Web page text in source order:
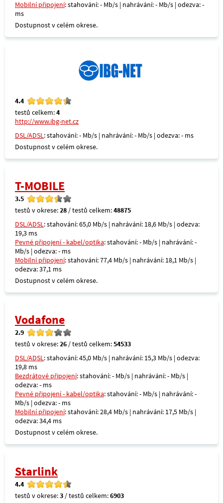
Mobilní připojení: stahování: - Mb/s | nahrávání: - Mb/s | odezva: -
ms
Dostupnost v celém okrese.
4.4
testů celkem:4
http://www.ibg-net.cz
DSL/ADSL: stahování: - Mb/s | nahrávání: - Mb/s | odezva: - ms
Dostupnost v celém okrese.
T-MOBILE
3.5
testů v okrese:28 / testů celkem:48875
DSL/ADSL: stahování: 65,0 Mb/s | nahrávání: 18,6 Mb/s | odezva:
19,3 ms
Pevné připojení - kabel/optika: stahování: - Mb/s | nahrávání: -
Mb/s | odezva: - ms
Mobilní připojení: stahování: 77,4 Mb/s | nahrávání: 18,1 Mb/s |
odezva: 37,1 ms
Dostupnost v celém okrese.
Vodafone
2.9
testů v okrese:26 / testů celkem:54533
DSL/ADSL: stahování: 45,0 Mb/s | nahrávání: 15,3 Mb/s | odezva:
19,8 ms
Bezdrátové připojení: stahování: - Mb/s | nahrávání: - Mb/s |
odezva: - ms
Pevné připojení - kabel/optika: stahování: - Mb/s | nahrávání: -
Mb/s | odezva: - ms
Mobilní připojení: stahování: 28,4 Mb/s | nahrávání: 17,5 Mb/s |
odezva: 34,4 ms
Dostupnost v celém okrese.
Starlink
4.4
testů v okrese:3 / testů celkem:6903